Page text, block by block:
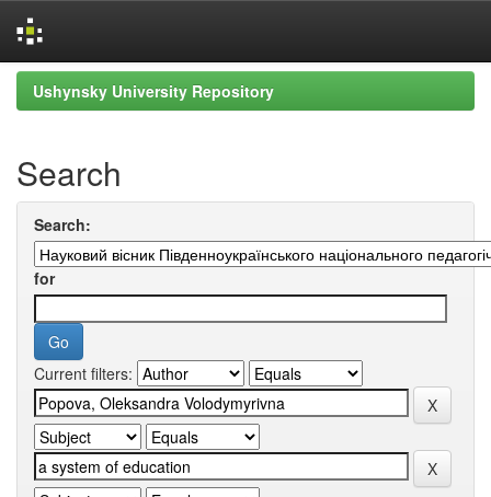
Skip
navigation
Ushynsky University Repository
Search
Search:
for
Current filters: